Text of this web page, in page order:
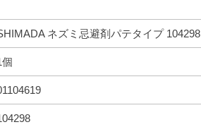
ネズミ忌避剤パテタイプ 104298
個